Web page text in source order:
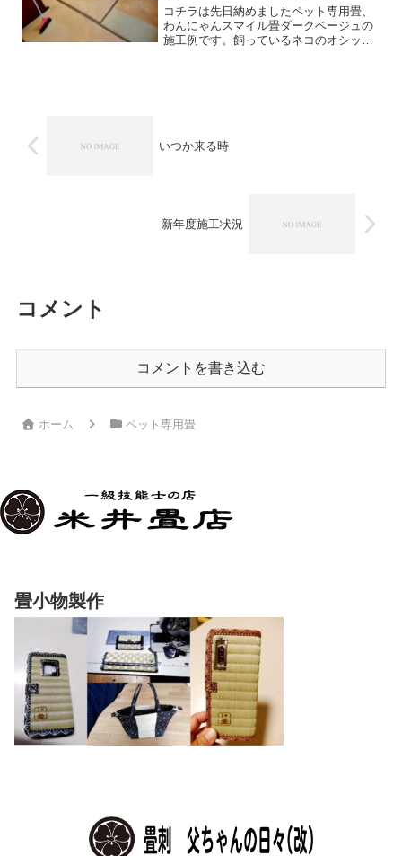
コチラは先日納めましたペット専用畳、
わんにゃんスマイル畳ダークベージュの
施工例です。飼っているネコのオシッコ
いつか来る時
新年度施工状況
コメント
コメントを書き込む
ホーム ペット専用畳
畳小物製作